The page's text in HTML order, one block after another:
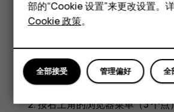
配件
平板电脑
打开 Chrome 浏览器
按右上角的浏览器菜单（3 个点
部的“Cookie 设置”来更改设置。
Cookie 政策。
全
管理偏好
全部接受